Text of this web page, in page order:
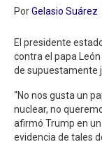
PorGelasio Suárez
El presidente
contra el papa
de supuestamente
“No nos gusta un
nuclear, no
afirmó Trump en
evidencia de tales